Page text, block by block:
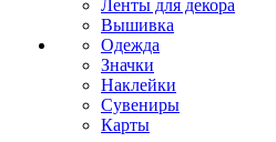
Ленты для декора
Вышивка
Одежда
Значки
Наклейки
Сувениры
Карты